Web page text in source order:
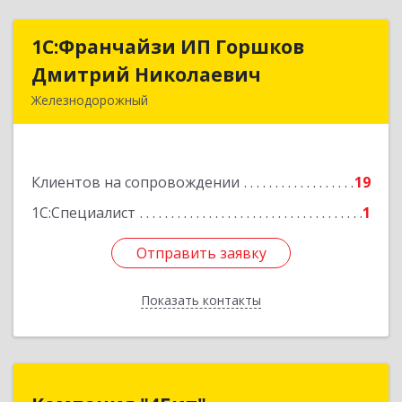
1С:Франчайзи ИП Горшков
Дмитрий Николаевич
Железнодорожный
Клиентов на сопровождении
19
1С:Специалист
1
Отправить заявку
Показать контакты
1С:Франчайзи ИП Горшков
Дмитрий Николаевич
Подробнее
Отправить заявку
Назад